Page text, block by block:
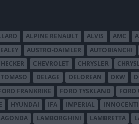
ALPINE RENAULT ALVIS AMC
AUSTRO-DAIMLER AUTOBIANCHI
CHEVROLET CHRYSLER
DELAGE DELOREAN DKW
FRANKRIKE FORD TYSKLAND FORD
HYUNDAI IFA IMPERIAL INNOCENTI
LAMBORGHINI LAMBRETTA